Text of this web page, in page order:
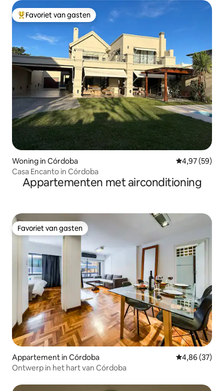
Topfavoriet van gasten
Favoriet van gasten
Woning in Córdoba Gemiddelde
4,97 (59)
Casa Encanto in Córdoba
Appartementen met airconditioning
Favoriet van gasten
Favoriet van gasten
Appartement in Córdoba Gemiddelde
4,86 (37)
Ontwerp in het hart van Córdoba